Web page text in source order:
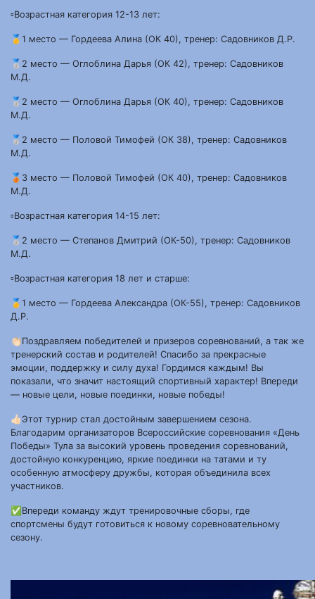
▫️Возрастная категория 12-13 лет:
🥇1 место — Гордеева Алина (ОК 40), тренер: Садовников Д.Р.
🥈2 место — Оглоблина Дарья (ОК 42), тренер: Садовников
М.Д.
🥈2 место — Оглоблина Дарья (ОК 40), тренер: Садовников
М.Д.
🥈2 место — Половой Тимофей (ОК 38), тренер: Садовников
М.Д.
🥉3 место — Половой Тимофей (ОК 40), тренер: Садовников
М.Д.
▫️Возрастная категория 14-15 лет:
🥈2 место — Степанов Дмитрий (ОК-50), тренер: Садовников
М.Д.
▫️Возрастная категория 18 лет и старше:
🥇1 место — Гордеева Александра (ОК-55), тренер: Садовников
Д.Р.
👏🏻Поздравляем победителей и призеров соревнований, а так же
тренерский состав и родителей! Спасибо за прекрасные
эмоции, поддержку и силу духа! Гордимся каждым! Вы
показали, что значит настоящий спортивный характер! Впереди
— новые цели, новые поединки, новые победы!
👍🏻Этот турнир стал достойным завершением сезона.
Благодарим организаторов Всероссийские соревнования «День
Победы» Тула за высокий уровень проведения соревнований,
достойную конкуренцию, яркие поединки на татами и ту
особенную атмосферу дружбы, которая объединила всех
участников.
✅Впереди команду ждут тренировочные сборы, где
спортсмены будут готовиться к новому соревновательному
сезону.